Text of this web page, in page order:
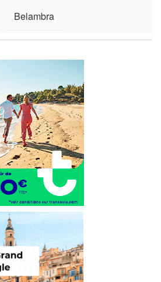
Belambra